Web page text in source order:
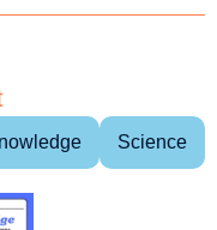
Science